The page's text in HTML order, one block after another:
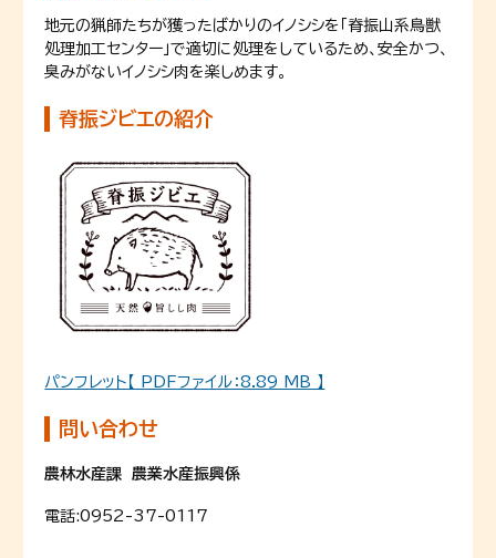
地元の猟師たちが獲ったばかりのイノシシを「脊振山系鳥獣
処理加工センター」で適切に処理をしているため、安全かつ、
臭みがないイノシシ肉を楽しめます。
脊振ジビエの紹介
パンフレット【 PDFファイル：8.89 MB 】
問い合わせ
農林水産課 農業水産振興係
電話:0952-37-0117